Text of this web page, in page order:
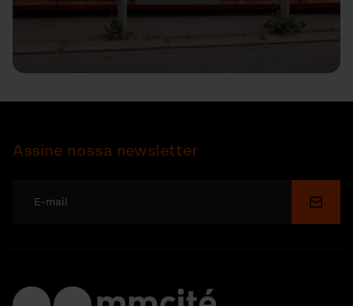
Assine nossa newsletter
Enviar